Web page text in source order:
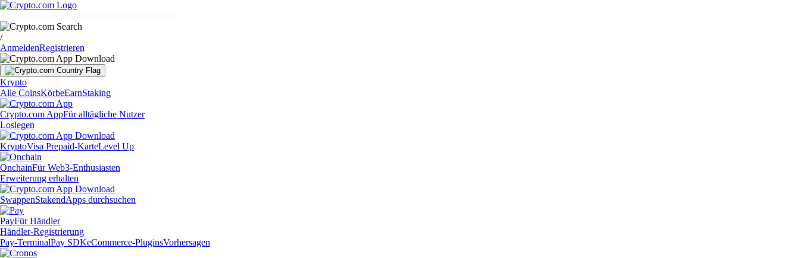
/
AnmeldenRegistrieren
Krypto
Alle CoinsKörbeEarnStaking
Crypto.com AppFür alltägliche Nutzer
Loslegen
KryptoVisa Prepaid-KarteLevel Up
OnchainFür Web3-Enthusiasten
Erweiterung erhalten
SwappenStakendApps durchsuchen
PayFür Händler
Händler-Registrierung
Pay-TerminalPay SDKeCommerce-PluginsVorhersagen